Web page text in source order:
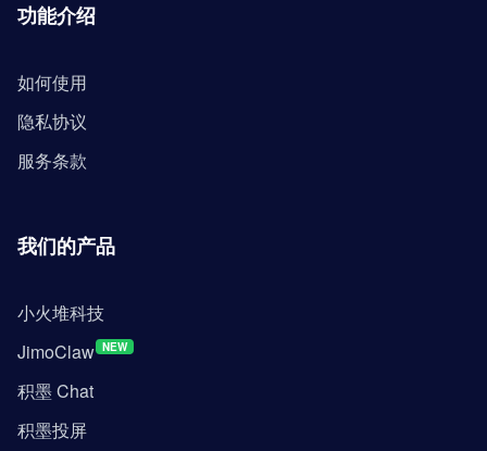
功能介绍
如何使用
隐私协议
服务条款
我们的产品
小火堆科技
JimoClaw NEW
积墨 Chat
积墨投屏